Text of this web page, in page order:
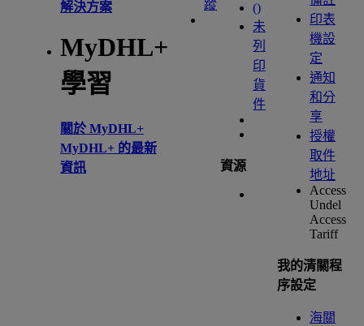
解決方案
MyDHL+
學習
關於 MyDHL+
MyDHL+ 的最新
資訊
蹤
()
未
列
印
貨
件
資源
印表
機設
定
通知
和分
享
授權
取件
地址
Access
Undel
Access
Tariff
我的清關程
序設定
海關